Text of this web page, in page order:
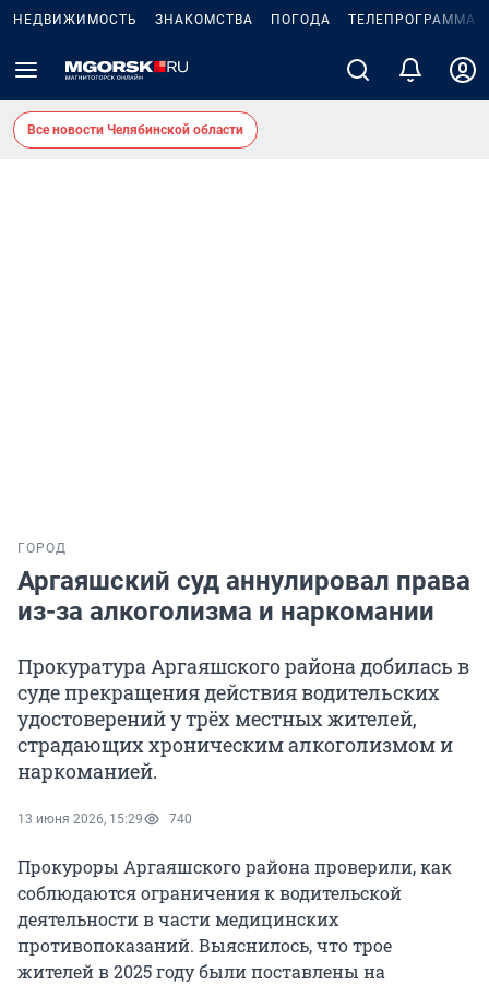
НЕДВИЖИМОСТЬ ЗНАКОМСТВА ПОГОДА ТЕЛЕПРОГРАММА
Все новости Челябинской области
ГОРОД
Аргаяшский суд аннулировал права
из-за алкоголизма и наркомании
Прокуратура Аргаяшского района добилась в
суде прекращения действия водительских
удостоверений у трёх местных жителей,
страдающих хроническим алкоголизмом и
наркоманией.
13 июня 2026, 15:29 740
Прокуроры Аргаяшского района проверили, как
соблюдаются ограничения к водительской
деятельности в части медицинских
противопоказаний. Выяснилось, что трое
жителей в 2025 году были поставлены на